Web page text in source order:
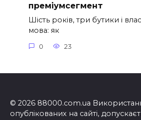
преміумсегмент
Шість років, три бутики і
мова: як
0 23
© 2026 88000.com.ua
опублікованих на сайті,